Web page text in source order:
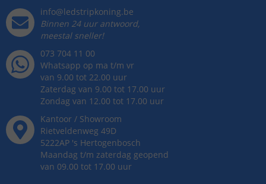
info@ledstripkoning.be
Binnen 24 uur antwoord,
meestal sneller!
073 704 11 00
Whatsapp op ma t/m vr
van 9.00 tot 22.00 uur
Zaterdag van 9.00 tot 17.00 uur
Zondag van 12.00 tot 17.00 uur
Kantoor / Showroom
Rietveldenweg 49D
5222AP 's Hertogenbosch
Maandag t/m zaterdag geopend
van 09.00 tot 17.00 uur